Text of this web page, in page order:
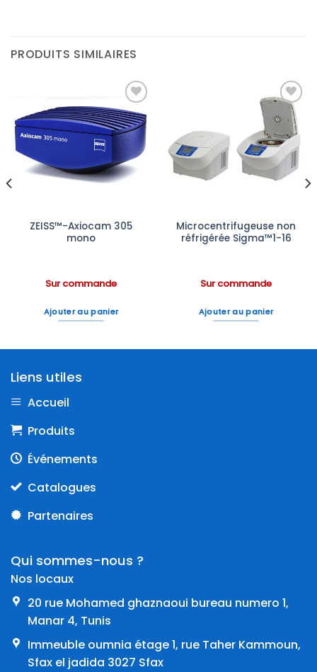
PRODUITS SIMILAIRES
Ajouter
à la liste
d’envies
ZEISS™-Axiocam 305
mono
Sur commande
Ajouter au panier
Ajouter
à la liste
d’envies
Microcentrifugeuse non
réfrigérée Sigma™1-16
Sur commande
Ajouter au panier
Liens utiles
Accueil
Produits
Événements
Catalogues
Partenaires
Qui sommes-nous ?
Nos locaux
20 rue Mohamed ghaznaoui bureau numero 1,
Manar 4, Tunis
Immeuble oumnia étage 1, rue Taher Kammoun,
Sfax el jadida 3027 Sfax